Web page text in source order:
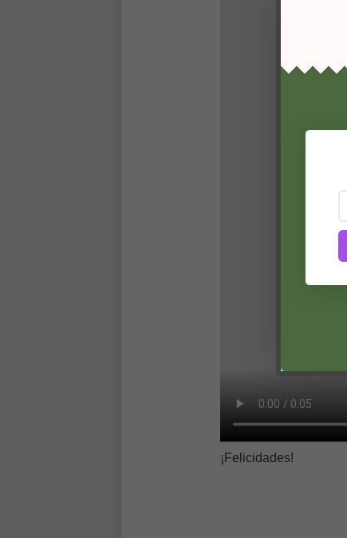
¡Felicidades!